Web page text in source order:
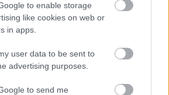
to enable storage
like cookies on web or
in apps.
user data to be sent to
advertising purposes.
to send me
A 13 éves lányom kis
asztalt tett ki az
udvarra,…